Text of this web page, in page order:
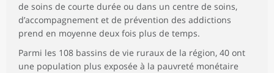
de soins de courte durée ou dans un centre de soins,
d’accompagnement et de prévention des addictions
prend en moyenne deux fois plus de temps.
Parmi les 108 bassins de vie ruraux de la région, 40 ont
une population plus exposée à la pauvreté monétaire